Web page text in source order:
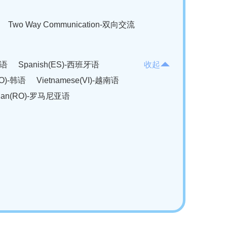
Two Way Communication-双向交流
Spanish(ES)-西班牙语
韩语
Vietnamese(VI)-越南语
罗马尼亚语
收起